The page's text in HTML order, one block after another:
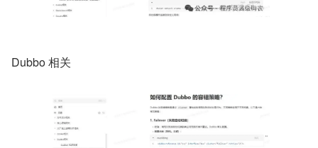
Dubbo 相关